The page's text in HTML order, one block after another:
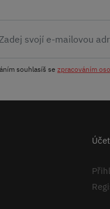
souhlasíš se zpracováním
Účet